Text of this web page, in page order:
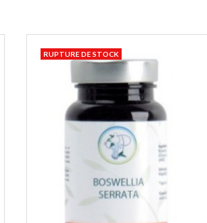
RUPTURE DE STOCK